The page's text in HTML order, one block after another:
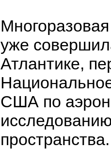
уже
Атлантике,
США по
пространства.